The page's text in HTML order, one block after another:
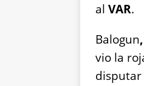
al VAR.
Balogun
vio la
disputar